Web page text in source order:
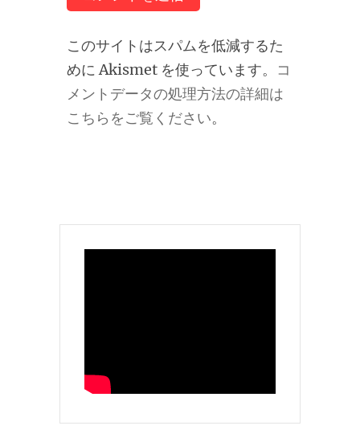
このサイトはスパムを低減するた
めに Akismet を使っています。 コ
メントデータの処理方法の詳細は
こちらをご覧ください。